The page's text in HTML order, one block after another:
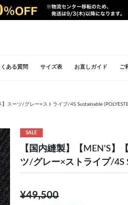
くある質問 サイズ表 お直しガイド ご
スーツ/グレー×ストライプ/4S Sustainable
SALE
【国内縫製】【MEN'S】
ツ/グレー×ストライプ/4S
¥49,500